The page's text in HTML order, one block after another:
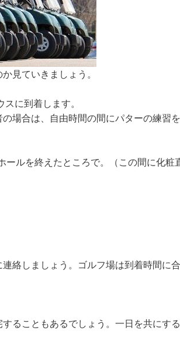
見ていきましょう。
に到着します。
場合は、自由時間の間にパターの練習
ルを終えたところで。（この間に化粧
絡しましょう。ゴルフ場は到着時間に
ることもあるでしょう。一日を共にす